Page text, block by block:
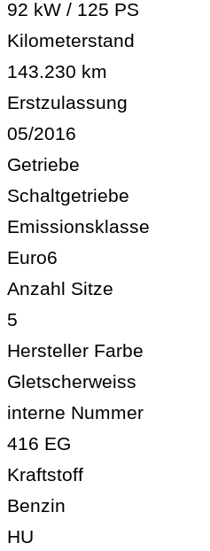
92 kW / 125 PS
Kilometerstand
143.230 km
Erstzulassung
05/2016
Getriebe
Schaltgetriebe
Emissionsklasse
Euro6
Anzahl Sitze
5
Hersteller Farbe
Gletscherweiss
interne Nummer
416 EG
Kraftstoff
Benzin
HU